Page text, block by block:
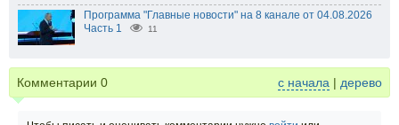
Программа "Главные новости" на 8 канале от 04.08.2026
Часть 1
11
Комментарии 0 с начала | дерево